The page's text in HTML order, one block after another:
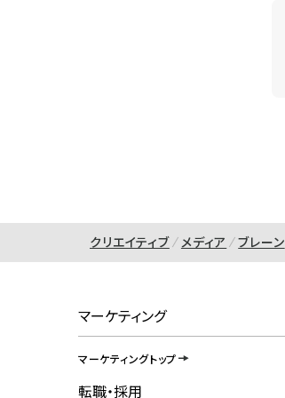
クリエイティブ メディア ブレーン
マーケティング
マーケティングトップ
転職・採用